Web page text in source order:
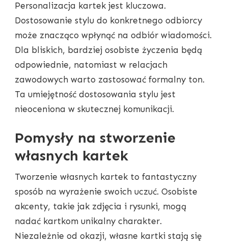
Personalizacja kartek jest kluczowa.
Dostosowanie stylu do konkretnego odbiorcy
może znacząco wpłynąć na odbiór wiadomości.
Dla bliskich, bardziej osobiste życzenia będą
odpowiednie, natomiast w relacjach
zawodowych warto zastosować formalny ton.
Ta umiejętność dostosowania stylu jest
nieoceniona w skutecznej komunikacji.
Pomysły na stworzenie
własnych kartek
Tworzenie własnych kartek to fantastyczny
sposób na wyrażenie swoich uczuć. Osobiste
akcenty, takie jak zdjęcia i rysunki, mogą
nadać kartkom unikalny charakter.
Niezależnie od okazji, własne kartki stają się